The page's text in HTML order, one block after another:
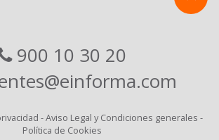
900 10 30 20
-Aviso Legal y Condiciones generales -
Política de Cookies